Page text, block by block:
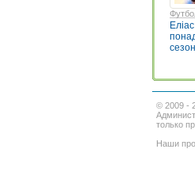
© 2009 -
только
Наши